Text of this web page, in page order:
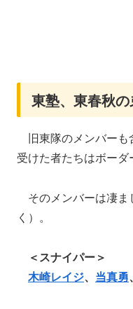
東塾、東春秋の
旧東隊のメンバー
受けた者たちはボーダ
そのメンバーは凄
く）。
＜スナイパー＞
木崎レイジ、 当真勇、